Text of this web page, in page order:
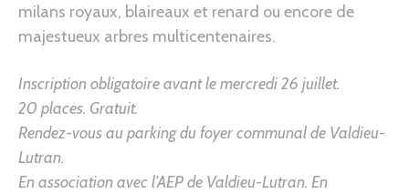
milans royaux, blaireaux et renard ou encore de
majestueux arbres multicentenaires.
Inscription obligatoire avant le mercredi 26 juillet.
20 places. Gratuit.
Rendez-vous au parking du foyer communal de Valdieu-
Lutran.
En association avec l’AEP de Valdieu-Lutran. En